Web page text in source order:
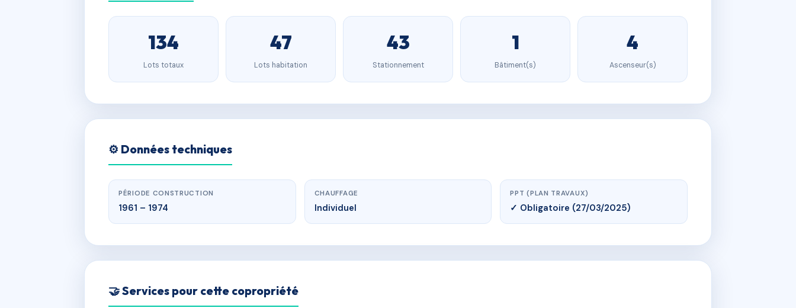
134
Lots totaux
47
Lots habitation
43
Stationnement
1
Bâtiment(s)
4
Ascenseur(s)
⚙️ Données techniques
PÉRIODE CONSTRUCTION
1961 – 1974
CHAUFFAGE
Individuel
PPT (PLAN TRAVAUX)
✓ Obligatoire (27/03/2025)
🤝 Services pour cette copropriété